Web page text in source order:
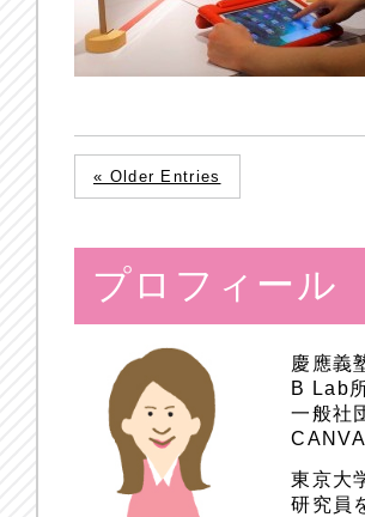
« Older Entries
プロフィール
慶應義
B Lab
一般社
東京大
研究員